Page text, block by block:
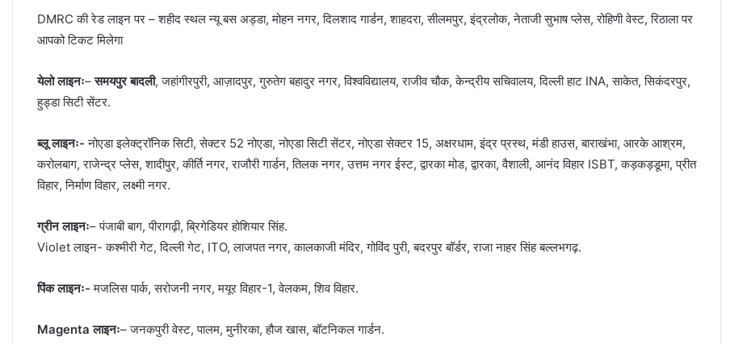
DMRC की रेड लाइन पर – शहीद स्थल न्यू बस अड्डा, मोहन नगर, दिलशाद गार्डन, शाहदरा, सीलमपुर, इंद्रलोक, नेताजी सुभाष प्लेस, रोहिणी वेस्ट, रिठाला पर
आपको टिकट मिलेगा
येलो लाइनः–समयपुर बादली, जहांगीरपुरी, आज़ादपुर, गुरुतेग बहादुर नगर, विश्वविद्यालय, राजीव चौक, केन्द्रीय सचिवालय, दिल्ली हाट INA, साकेत, सिकंदरपुर,
हुड्डा सिटी सेंटर.
ब्लू लाइनः- नोएडा इलेक्ट्रॉनिक सिटी, सेक्टर 52 नोएडा, नोएडा सिटी सेंटर, नोएडा सेक्टर 15, अक्षरधाम, इंद्र प्रस्थ, मंडी हाउस, बाराखंभा, आरके आश्रम,
करोलबाग, राजेन्द्र प्लेस, शादीपुर, कीर्ति नगर, राजौरी गार्डन, तिलक नगर, उत्तम नगर ईस्ट, द्वारका मोड, द्वारका, वैशाली, आनंद विहार ISBT, कड़कड़डूमा, प्रीत
विहार, निर्माण विहार, लक्ष्मी नगर.
ग्रीन लाइनः– पंजाबी बाग, पीरागढ़ी, ब्रिगेडियर होशियार सिंह.
Violet लाइन- कश्मीरी गेट, दिल्ली गेट, ITO, लाजपत नगर, कालकाजी मंदिर, गोविंद पुरी, बदरपुर बॉर्डर, राजा नाहर सिंह बल्लभगढ़.
पिंक लाइनः-मजलिस पार्क, सरोजनी नगर, मयूर विहार-1, वेलकम, शिव विहार.
Magenta लाइनः– जनकपुरी वेस्ट, पालम, मुनीरका, हौज खास, बॉटनिकल गार्डन.